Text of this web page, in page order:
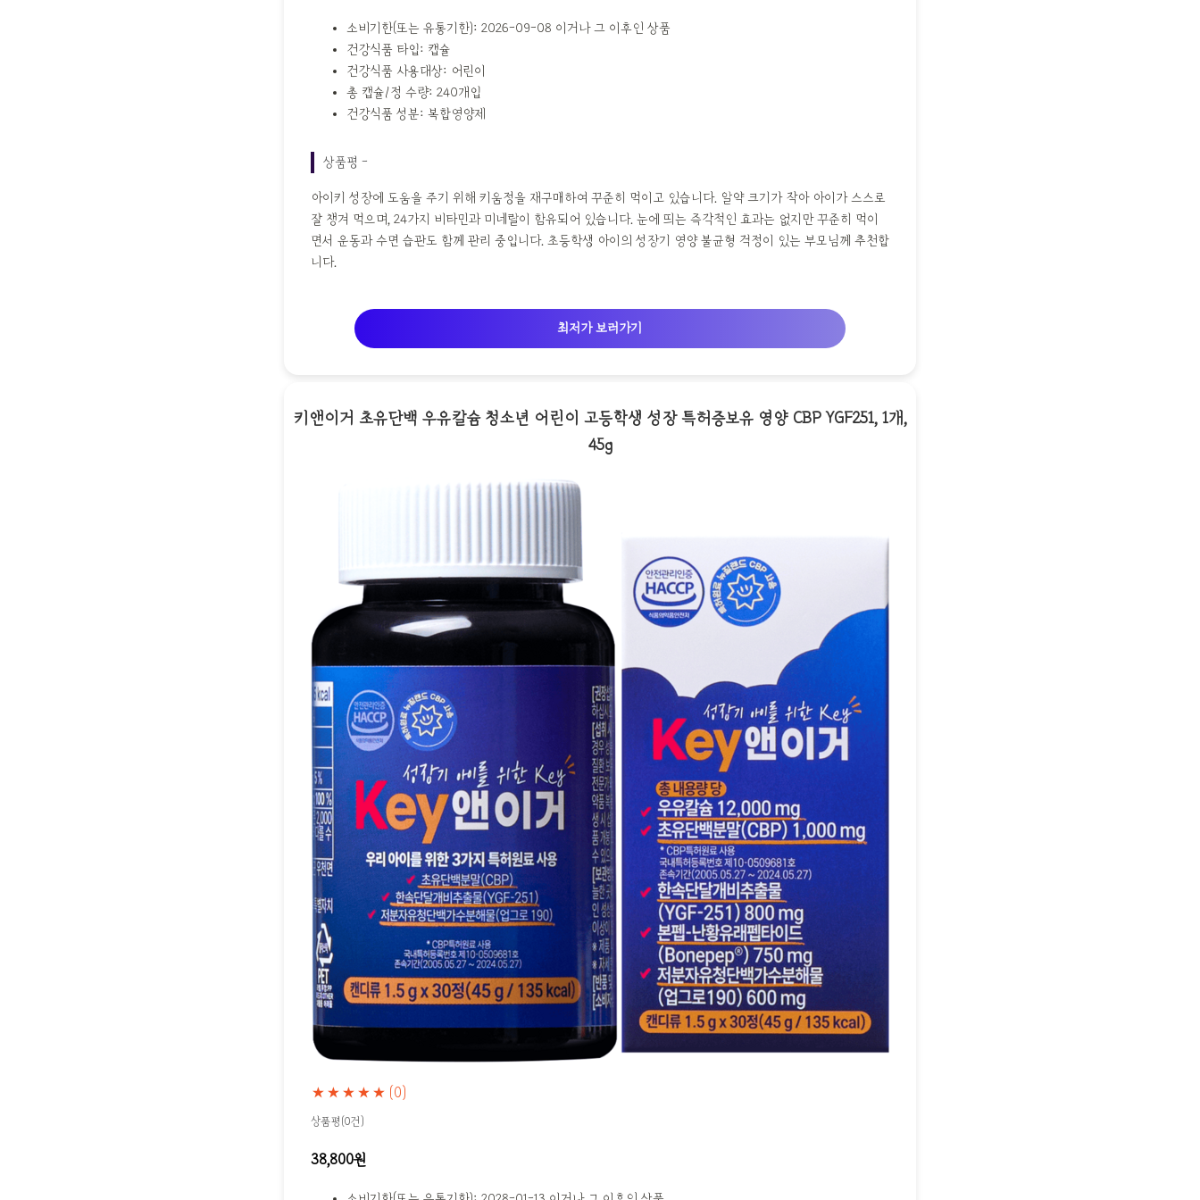
소비기한(또는 유통기한): 2026-09-08 이거나 그 이후인 상품
건강식품 타입: 캡슐
건강식품 사용대상: 어린이
총 캡슐/정 수량: 240개입
건강식품 성분: 복합영양제
상품평 -
아이키 성장에 도움을 주기 위해 키움정을 재구매하여 꾸준히 먹이고 있습니다. 알약 크기가 작아 아이가 스스로
잘 챙겨 먹으며, 24가지 비타민과 미네랄이 함유되어 있습니다. 눈에 띄는 즉각적인 효과는 없지만 꾸준히 먹이
면서 운동과 수면 습관도 함께 관리 중입니다. 초등학생 아이의 성장기 영양 불균형 걱정이 있는 부모님께 추천합
니다.
최저가 보러가기
키앤이거 초유단백 우유칼슘 청소년 어린이 고등학생 성장 특허증보유 영양 CBP YGF251, 1개,
45g
★★★★★ (0)
상품평(0건)
38,800원